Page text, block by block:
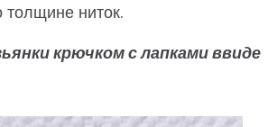
ниток.
крючком с лапками ввиде